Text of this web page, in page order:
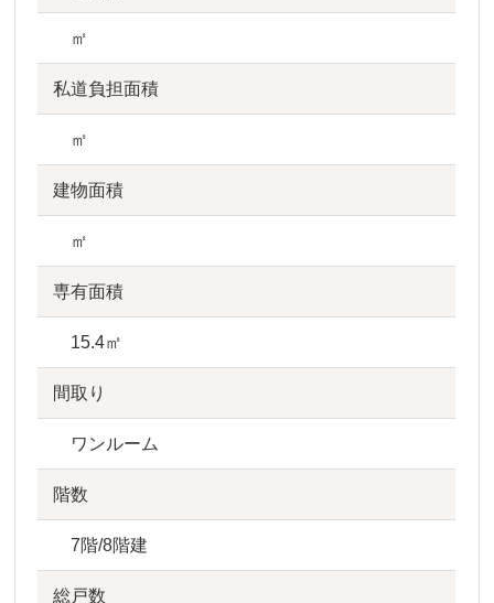
㎡
私道負担面積
㎡
建物面積
㎡
専有面積
15.4㎡
間取り
ワンルーム
階数
7階/8階建
総戸数